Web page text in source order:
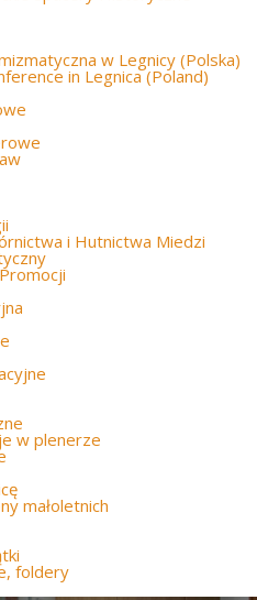
w Legnicy (Polska)
in Legnica (Poland)
i Hutnictwa Miedzi
w plenerze
małoletnich
foldery